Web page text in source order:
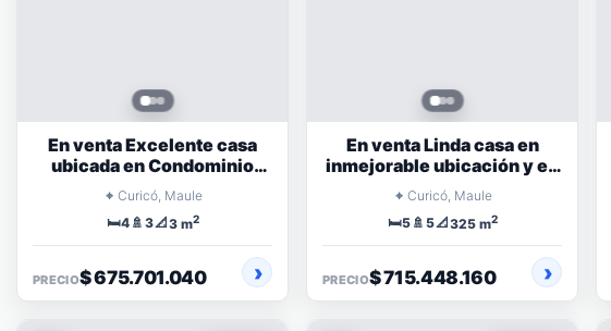
En venta Excelente casa
ubicada en Condominio
Raíces de Zapallar
⌖ Curicó, Maule
🛏️4 🚿 3📐3 m2
PRECIO$ 675.701.040
En venta Linda casa en
inmejorable ubicación y en
Condominio
⌖ Curicó, Maule
🛏️5 🚿 5📐325 m2
PRECIO$ 715.448.160